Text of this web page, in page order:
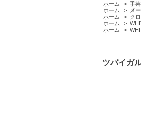
ホーム > 手
ホーム
> メ
ホーム
> ク
ホーム
>
ホーム
>
ツバイガ